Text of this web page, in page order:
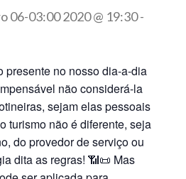
06-03:00 2020 @ 19:30-
presente no nosso dia-a-dia
não considerá-la
sejam elas pessoais
turismo não é diferente, seja
do provedor de serviço ou
dita as regras! 📶📜 Mas